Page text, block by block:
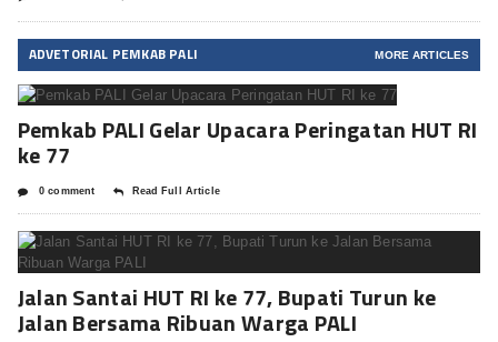
ADVETORIAL PEMKAB PALI MORE ARTICLES
Pemkab PALI Gelar Upacara Peringatan HUT RI
ke 77
0 comment Read Full Article
Jalan Santai HUT RI ke 77, Bupati Turun ke
Jalan Bersama Ribuan Warga PALI